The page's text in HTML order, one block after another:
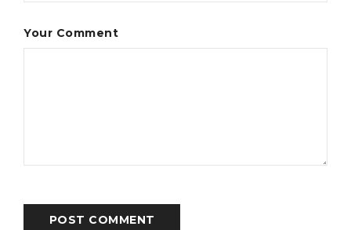
Your Comment
POST COMMENT